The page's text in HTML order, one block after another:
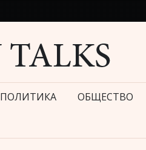
ПОЛИТИКА ОБЩЕСТВО